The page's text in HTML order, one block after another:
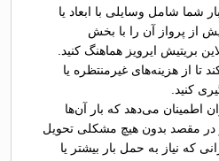
شما شامل وسایلی با ابعاد یا
از پرواز آن را با بخش
بریتیش ایرویز هماهنگ کنید.
تا از هزینه‌های غیرمنتظره یا
کنید.
اطمینان می‌دهد که بار آن‌ها
مقصد بدون هیچ مشکلی تحویل
که نیاز به حمل بار بیشتر یا